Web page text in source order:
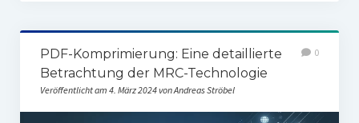
PDF-Komprimierung: Eine detaillierte
Betrachtung der MRC-Technologie
Veröffentlicht am 4. März 2024 von Andreas Ströbel
0